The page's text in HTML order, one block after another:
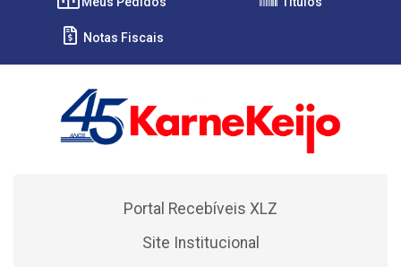
Notas Fiscais
Portal Recebíveis XLZ
Site Institucional